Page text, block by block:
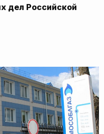
дел Российской